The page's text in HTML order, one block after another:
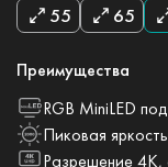
55 65
Преимущества
RGB MiniLED
Пиковая
Разрешение 4К,